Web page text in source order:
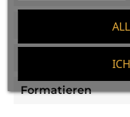
Formatieren